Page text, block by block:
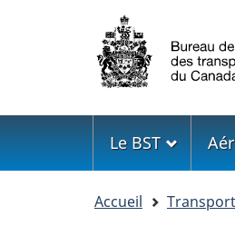
Sélection
de
la
langue
Menu
Le BST
Accueil